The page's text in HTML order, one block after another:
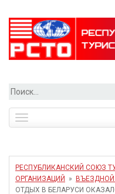
Найти:
РЕСПУБЛИКАНСКИЙ СОЮЗ
ОРГАНИЗАЦИЙ
»
ОТДЫХ В БЕЛАРУСИ